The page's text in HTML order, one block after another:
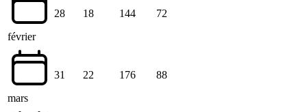
février
28 18 144 72
mars
31 22 176 88